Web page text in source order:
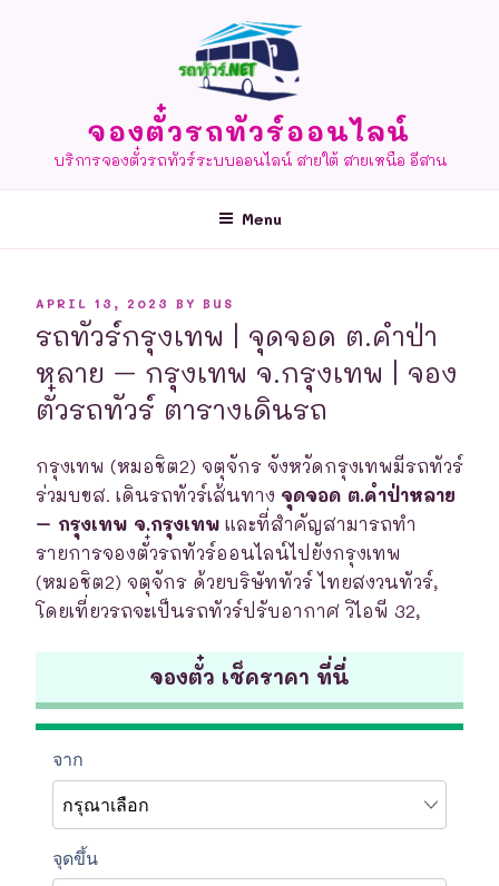
จองตั๋วรถทัวร์ออนไลน์
บริการจองตั๋วรถทัวร์ระบบออนไลน์ สายใต้ สายเหนือ อีสาน
Menu
POSTED
APRIL 13, 2023 BY BUS
รถทัวร์กรุงเทพ | จุดจอด ต.คำป่า
หลาย – กรุงเทพ จ.กรุงเทพ | จอง
ตั๋วรถทัวร์ ตารางเดินรถ
กรุงเทพ (หมอชิต2) จตุจักร จังหวัดกรุงเทพมีรถทัวร์
ร่วมบขส. เดินรถทัวร์เส้นทาง จุดจอด ต.คำป่าหลาย
– กรุงเทพ จ.กรุงเทพ และที่สำคัญสามารถทำ
รายการจองตั๋วรถทัวร์ออนไลน์ไปยังกรุงเทพ
(หมอชิต2) จตุจักร ด้วยบริษัททัวร์ ไทยสงวนทัวร์,
โดยเที่ยวรถจะเป็นรถทัวร์ปรับอากาศ วิไอพี 32,
จองตั๋ว เช็คราคา ที่นี่